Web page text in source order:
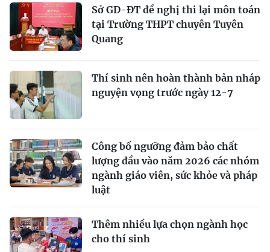
Sở GD-ĐT đề nghị thi lại môn toán
tại Trường THPT chuyên Tuyên
Quang
Thí sinh nên hoàn thành bản nháp
nguyện vọng trước ngày 12-7
Công bố ngưỡng đảm bảo chất
lượng đầu vào năm 2026 các nhóm
ngành giáo viên, sức khỏe và pháp
luật
Thêm nhiều lựa chọn ngành học
cho thí sinh